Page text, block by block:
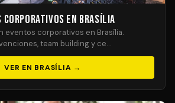
Corporativos en Brasília
eventos corporativos en Brasília.
team building y ce…
VER EN BRASÍLIA →